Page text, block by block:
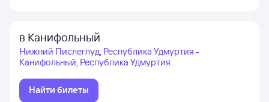
в Канифольный
Нижний Пислеглуд, Республика Удмуртия -
Канифольный, Республика Удмуртия
Найти билеты